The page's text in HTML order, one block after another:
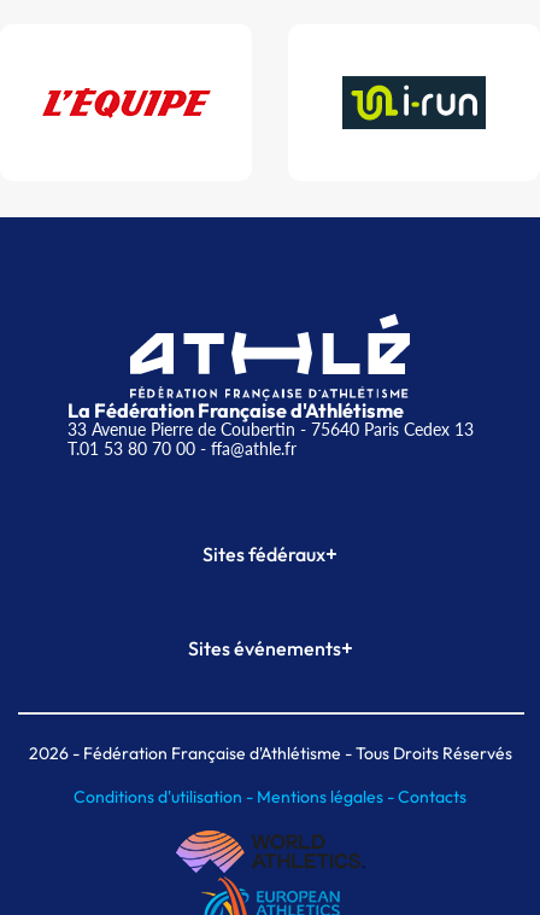
La Fédération Française d'Athlétisme
33 Avenue Pierre de Coubertin - 75640 Paris Cedex 13
T.01 53 80 70 00- ffa@athle.fr
Sites fédéraux+
Plateforme Formation
Sites événements+
Meeting de Paris indoor
MAIF Ekiden de Paris
2026- Fédération Française d'Athlétisme - Tous Droits Réservés
Conditions d'utilisation - Mentions légales -Contacts